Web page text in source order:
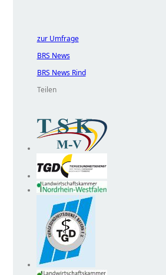
zur Umfrage
BRS News
BRS News Rind
Teilen